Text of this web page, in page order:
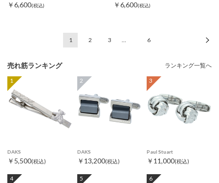
￥6,600(税込) ￥6,600(税込)
1 2 3 … 6
売れ筋ランキング ランキング一覧へ
1
DAKS
￥5,500(税込)
2
DAKS
￥13,200(税込)
3
Paul Stuart
￥11,000(税込)
4 5 6